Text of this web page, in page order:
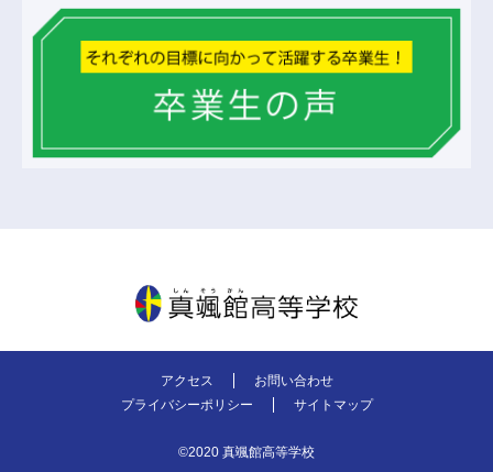
アクセス
お問い合わせ
プライバシーポリシー
サイトマップ
©2020 真颯館高等学校